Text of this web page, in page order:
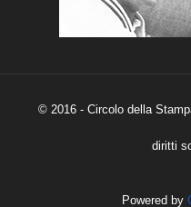
© 2016 - Circolo della
diritti
Powered by